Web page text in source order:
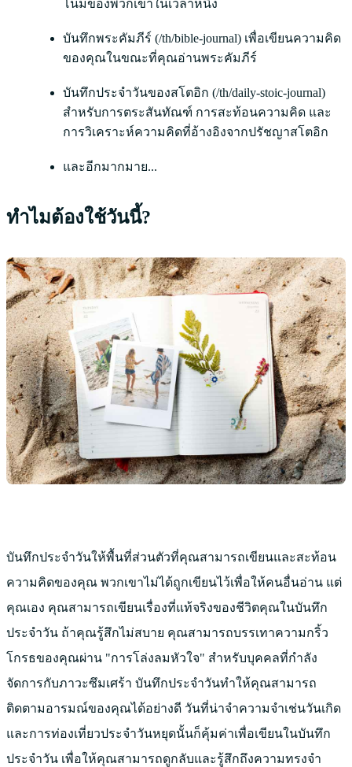
โน้มของพวกเขาในเวลาหนึ่ง
บันทึกพระคัมภีร์ (/th/bible-journal) เพื่อเขียนความคิด
ของคุณในขณะที่คุณอ่านพระคัมภีร์
บันทึกประจำวันของสโตอิก (/th/daily-stoic-journal)
สำหรับการตระสันทัณฑ์ การสะท้อนความคิด และ
การวิเคราะห์ความคิดที่อ้างอิงจากปรัชญาสโตอิก
และอีกมากมาย...
ทำไมต้องใช้วันนี้?
บันทึกประจำวันให้พื้นที่ส่วนตัวที่คุณสามารถเขียนและสะท้อน
ความคิดของคุณ พวกเขาไม่ได้ถูกเขียนไว้เพื่อให้คนอื่นอ่าน แต่
คุณเอง คุณสามารถเขียนเรื่องที่แท้จริงของชีวิตคุณในบันทึก
ประจำวัน ถ้าคุณรู้สึกไม่สบาย คุณสามารถบรรเทาความกริ้ว
โกรธของคุณผ่าน "การโล่งลมหัวใจ" สำหรับบุคคลที่กำลัง
จัดการกับภาวะซึมเศร้า บันทึกประจำวันทำให้คุณสามารถ
ติดตามอารมณ์ของคุณได้อย่างดี วันที่น่าจำความจำเช่นวันเกิด
และการท่องเที่ยวประจำวันหยุดนั้นก็คุ้มค่าเพื่อเขียนในบันทึก
ประจำวัน เพื่อให้คุณสามารถดูกลับและรู้สึกถึงความทรงจำ